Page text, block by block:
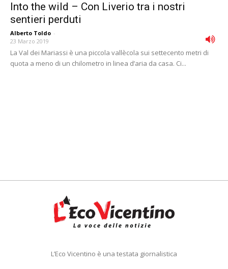
Into the wild – Con Liverio tra i nostri
sentieri perduti
Alberto Toldo -
23 Marzo 2019
La Val dei Mariassi è una piccola vallècola sui settecento metri di
quota a meno di un chilometro in linea d’aria da casa. Ci...
L’Eco Vicentino è una testata giornalistica